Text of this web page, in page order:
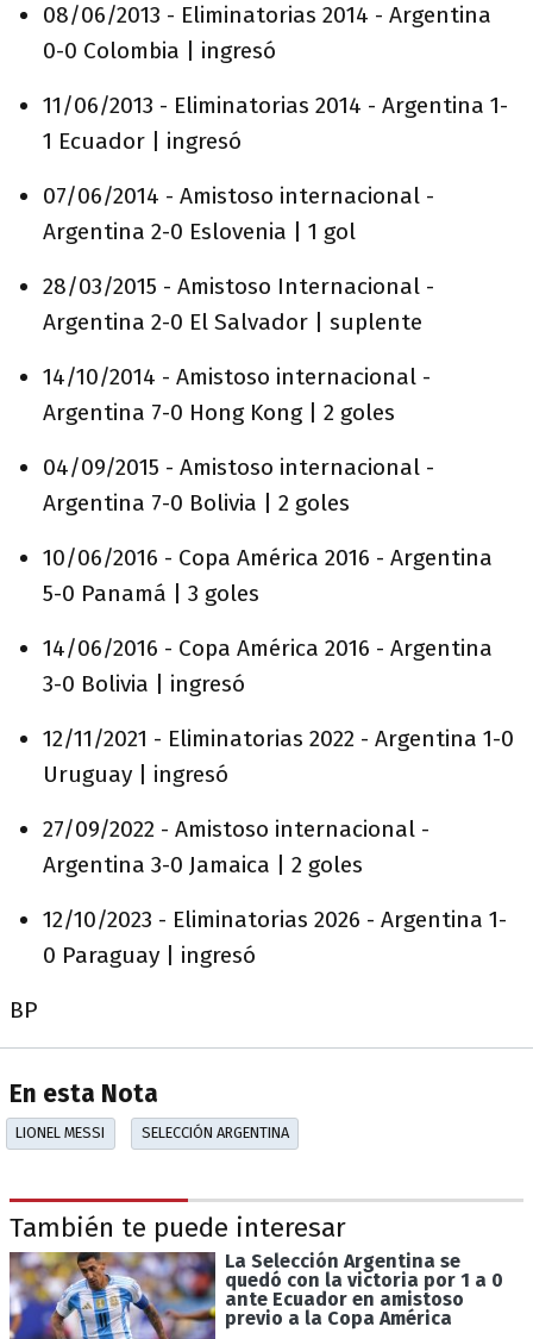
08/06/2013 - Eliminatorias 2014 - Argentina
0-0 Colombia | ingresó
11/06/2013 - Eliminatorias 2014 - Argentina 1-
1 Ecuador | ingresó
07/06/2014 - Amistoso internacional -
Argentina 2-0 Eslovenia | 1 gol
28/03/2015 - Amistoso Internacional -
Argentina 2-0 El Salvador | suplente
14/10/2014 - Amistoso internacional -
Argentina 7-0 Hong Kong | 2 goles
04/09/2015 - Amistoso internacional -
Argentina 7-0 Bolivia | 2 goles
10/06/2016 - Copa América 2016 - Argentina
5-0 Panamá | 3 goles
14/06/2016 - Copa América 2016 - Argentina
3-0 Bolivia | ingresó
12/11/2021 - Eliminatorias 2022 - Argentina 1-0
Uruguay | ingresó
27/09/2022 - Amistoso internacional -
Argentina 3-0 Jamaica | 2 goles
12/10/2023 - Eliminatorias 2026 - Argentina 1-
0 Paraguay | ingresó
BP
En esta Nota
LIONEL MESSI SELECCIÓN ARGENTINA
También te puede interesar
La Selección Argentina se
quedó con la victoria por 1 a 0
ante Ecuador en amistoso
previo a la Copa América